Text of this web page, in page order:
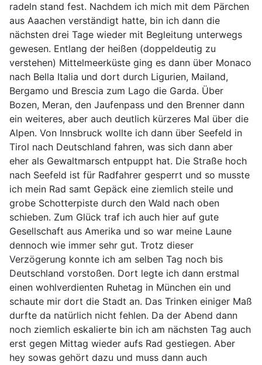
radeln stand fest. Nachdem ich mich mit dem Pärchen
aus Aaachen verständigt hatte, bin ich dann die
nächsten drei Tage wieder mit Begleitung unterwegs
gewesen. Entlang der heißen (doppeldeutig zu
verstehen) Mittelmeerküste ging es dann über Monaco
nach Bella Italia und dort durch Ligurien, Mailand,
Bergamo und Brescia zum Lago die Garda. Über
Bozen, Meran, den Jaufenpass und den Brenner dann
ein weiteres, aber auch deutlich kürzeres Mal über die
Alpen. Von Innsbruck wollte ich dann über Seefeld in
Tirol nach Deutschland fahren, was sich dann aber
eher als Gewaltmarsch entpuppt hat. Die Straße hoch
nach Seefeld ist für Radfahrer gesperrt und so musste
ich mein Rad samt Gepäck eine ziemlich steile und
grobe Schotterpiste durch den Wald nach oben
schieben. Zum Glück traf ich auch hier auf gute
Gesellschaft aus Amerika und so war meine Laune
dennoch wie immer sehr gut. Trotz dieser
Verzögerung konnte ich am selben Tag noch bis
Deutschland vorstoßen. Dort legte ich dann erstmal
einen wohlverdienten Ruhetag in München ein und
schaute mir dort die Stadt an. Das Trinken einiger Maß
durfte da natürlich nicht fehlen. Da der Abend dann
noch ziemlich eskalierte bin ich am nächsten Tag auch
erst gegen Mittag wieder aufs Rad gestiegen. Aber
hey sowas gehört dazu und muss dann auch